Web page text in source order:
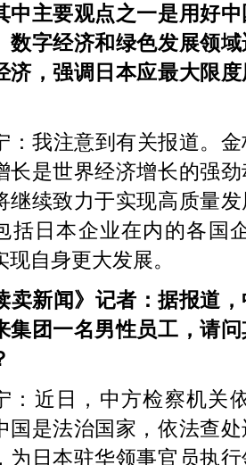
中主要观点之一是用好
数字经济和绿色发展领
济，强调日本应最大限
：我注意到有关报道。
长是世界经济增长的强
继续致力于实现高质量
括日本企业在内的各国
现自身更大发展。
卖新闻》记者：据报道
集团一名男性员工，请
：近日，中方检察机关
国是法治国家，依法查
为日本驻华领事官员执